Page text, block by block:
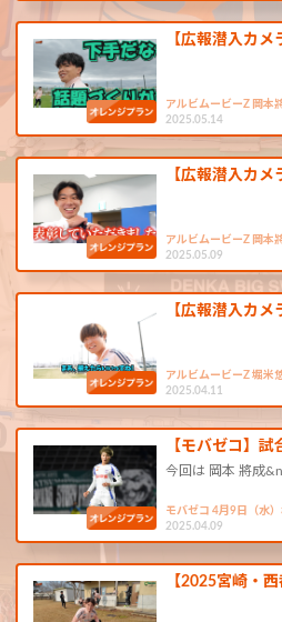
【広報潜入カ
アルビムービーZ 岡本
2025.05.14
【広報潜入カ
アルビムービーZ 岡本
2025.05.09
【広報潜入カ
アルビムービーZ 堀米
2025.04.11
【モバゼコ】
今回は 岡本 將成
モバゼコ 4月9日（水
2025.04.09
【2025宮崎・